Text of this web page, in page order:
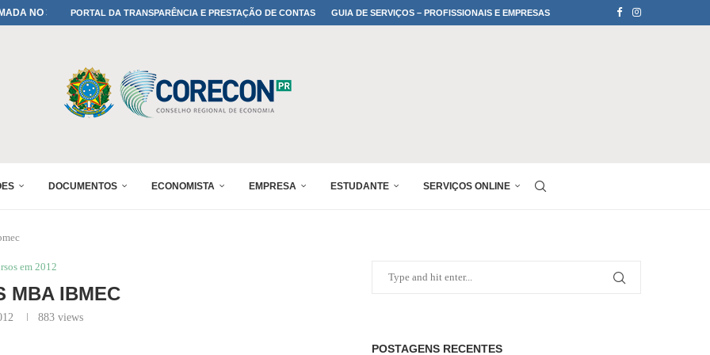
PARANÁ DEFINE SUAS...
PORTAL DA TRANSPARÊNCIA E PRESTAÇÃO DE CONTAS GUIA DE SERVIÇOS – PROFISSIONAIS E EMPRESAS
DOCUMENTOS ECONOMISTA EMPRESA ESTUDANTE SERVIÇOS ONLINE
em 2012
MBA IBMEC
883views
POSTAGENS RECENTES